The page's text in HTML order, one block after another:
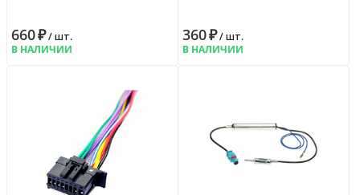
660₽/ шт.
В НАЛИЧИИ
360₽/ шт.
В НАЛИЧИИ